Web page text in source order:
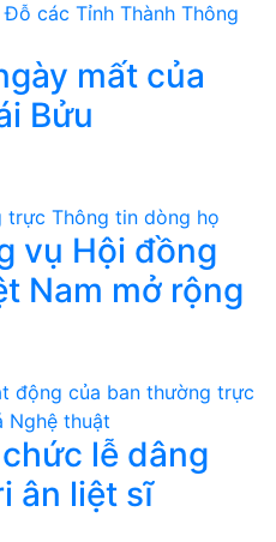
Đỗ các Tỉnh Thành Thông
mất của
Bửu
trực Thông tin dòng họ
vụ Hội đồng
Nam mở rộng
động của ban thường trực
Nghệ thuật
lễ dâng
ân liệt sĩ